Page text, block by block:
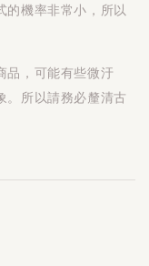
的機率非常小，所以
品，可能有些微汙
。所以請務必釐清古